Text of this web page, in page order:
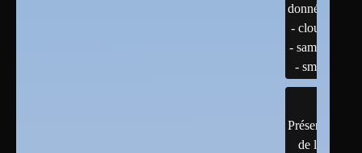
données
- cloud
- samba
- smb
Présentation
de linux